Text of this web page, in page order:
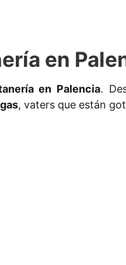
en
en Palencia.
, vaters que están